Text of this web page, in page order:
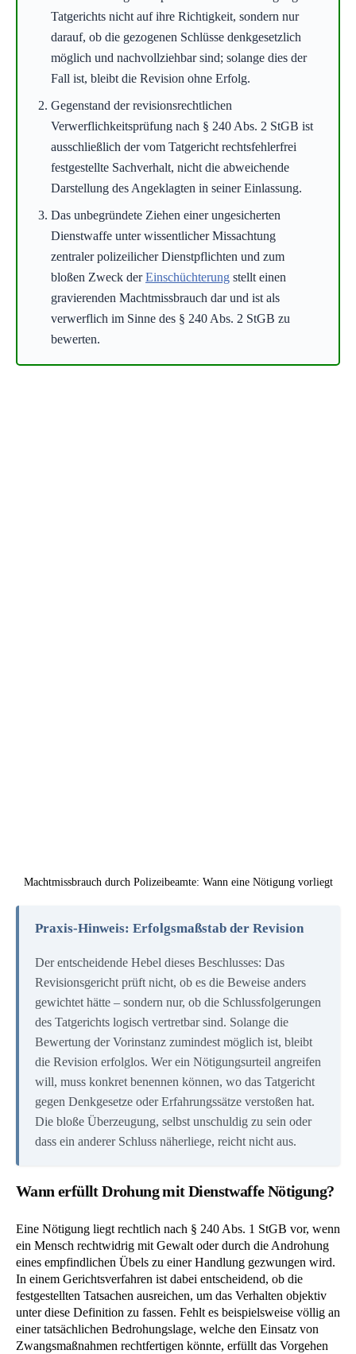
Tatgerichts nicht auf ihre Richtigkeit, sondern nur
darauf, ob die gezogenen Schlüsse denkgesetzlich
möglich und nachvollziehbar sind; solange dies der
Fall ist, bleibt die Revision ohne Erfolg.
Gegenstand der revisionsrechtlichen
Verwerflichkeitsprüfung nach § 240 Abs. 2 StGB ist
ausschließlich der vom Tatgericht rechtsfehlerfrei
festgestellte Sachverhalt, nicht die abweichende
Darstellung des Angeklagten in seiner Einlassung.
Das unbegründete Ziehen einer ungesicherten
Dienstwaffe unter wissentlicher Missachtung
zentraler polizeilicher Dienstpflichten und zum
bloßen Zweck derEinschüchterung stellt einen
gravierenden Machtmissbrauch dar und ist als
verwerflich im Sinne des § 240 Abs. 2 StGB zu
bewerten.
Machtmissbrauch durch Polizeibeamte: Wann eine Nötigung vorliegt
Praxis-Hinweis: Erfolgsmaßstab der Revision
Der entscheidende Hebel dieses Beschlusses: Das
Revisionsgericht prüft nicht, ob es die Beweise anders
gewichtet hätte – sondern nur, ob die Schlussfolgerungen
des Tatgerichts logisch vertretbar sind. Solange die
Bewertung der Vorinstanz zumindest möglich ist, bleibt
die Revision erfolglos. Wer ein Nötigungsurteil angreifen
will, muss konkret benennen können, wo das Tatgericht
gegen Denkgesetze oder Erfahrungssätze verstoßen hat.
Die bloße Überzeugung, selbst unschuldig zu sein oder
dass ein anderer Schluss näherliege, reicht nicht aus.
Wann erfüllt Drohung mit Dienstwaffe Nötigung?
Eine Nötigung liegt rechtlich nach § 240 Abs. 1 StGB vor, wenn
ein Mensch rechtwidrig mit Gewalt oder durch die Androhung
eines empfindlichen Übels zu einer Handlung gezwungen wird.
In einem Gerichtsverfahren ist dabei entscheidend, ob die
festgestellten Tatsachen ausreichen, um das Verhalten objektiv
unter diese Definition zu fassen. Fehlt es beispielsweise völlig an
einer tatsächlichen Bedrohungslage, welche den Einsatz von
Zwangsmaßnahmen rechtfertigen könnte, erfüllt das Vorgehen